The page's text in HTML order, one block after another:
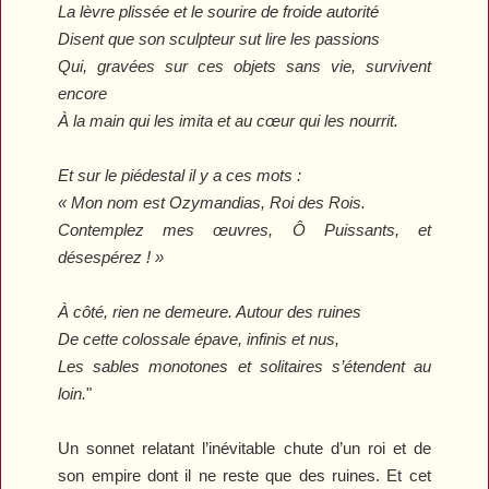
La lèvre plissée et le sourire de froide autorité
Disent que son sculpteur sut lire les passions
Qui, gravées sur ces objets sans vie, survivent
encore
À la main qui les imita et au cœur qui les nourrit.
Et sur le piédestal il y a ces mots :
« Mon nom est Ozymandias, Roi des Rois.
Contemplez mes œuvres, Ô Puissants, et
désespérez ! »
À côté, rien ne demeure. Autour des ruines
De cette colossale épave, infinis et nus,
Les sables monotones et solitaires s’étendent au
loin."
Un sonnet relatant l’inévitable chute d’un roi et de
son empire dont il ne reste que des ruines. Et cet